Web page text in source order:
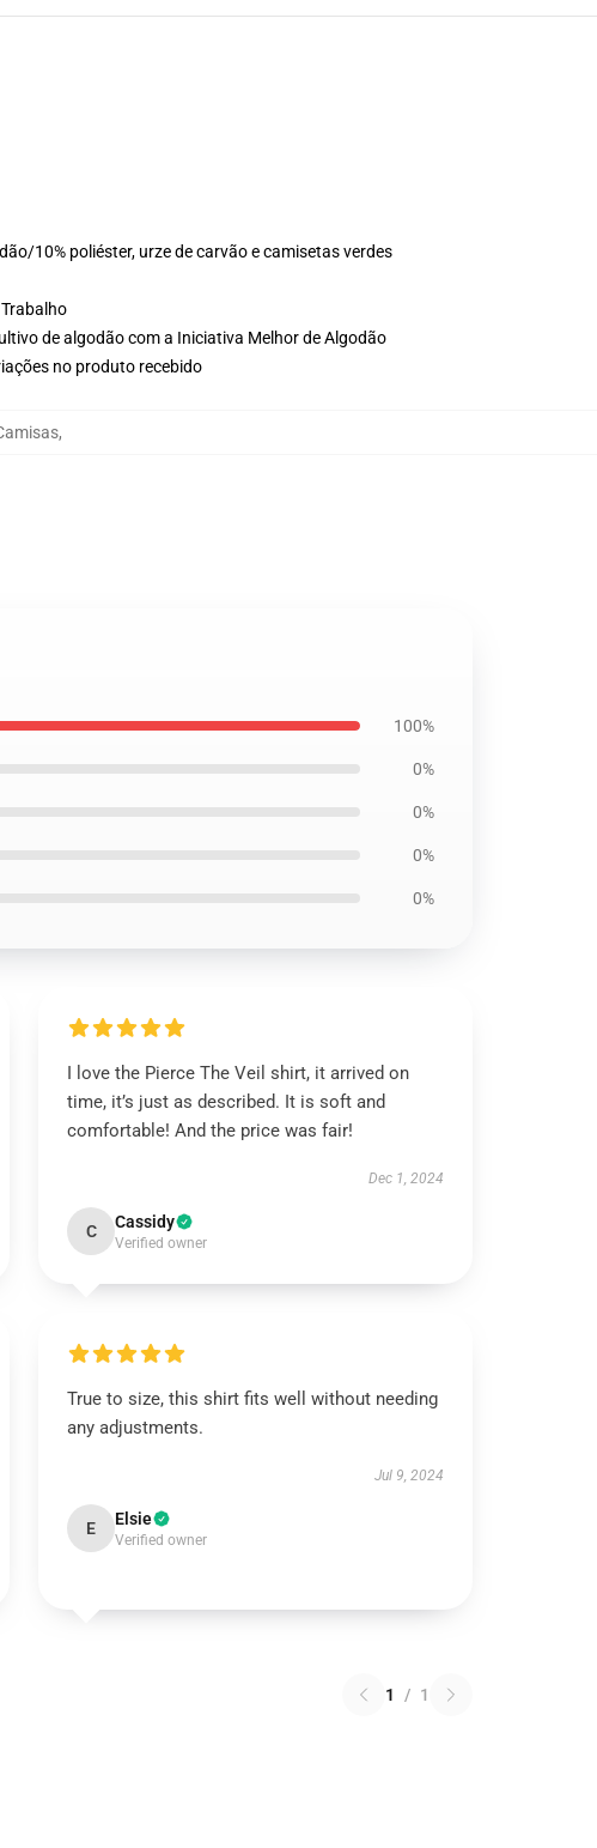
10% poliéster, urze de carvão e camisetas verdes
de algodão com a Iniciativa Melhor de Algodão
no produto recebido
,
100%
0%
0%
0%
0%
I love the Pierce The Veil shirt, it arrived on
time, it’s just as described. It is soft and
comfortable! And the price was fair!
Dec 1, 2024
C Cassidy
Verified owner
True to size, this shirt fits well without needing
any adjustments.
Jul 9, 2024
E Elsie
Verified owner
1 / 1